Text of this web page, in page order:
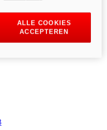
ALLE COOKIES
ACCEPTEREN